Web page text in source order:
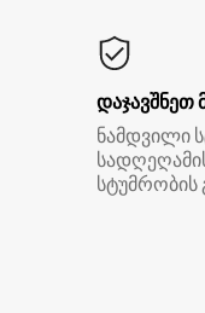
დაჯავშნეთ
ნამდვილი
სტუმრობის